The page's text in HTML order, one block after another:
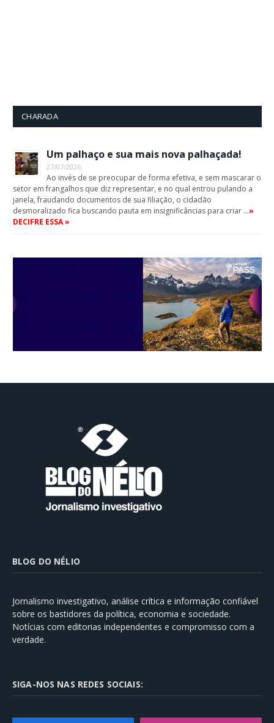
CHARADA
Um palhaço e sua mais nova palhaçada!
27/07/2026
Ao invés de se preocupar de forma efetiva, e sem mascarar o
setor em frangalhos que diz representar, e no qual entrou pulando a
janela, fraudando documentos de sua filiação, o cidadão
desmoralizado fica buscando pauta em insignificâncias para criar …»
DECIFRE ESSA »
BLOG DO NÉLIO
Jornalismo investigativo, análise crítica e informação confiável
sobre os bastidores da política, economia e sociedade.
Notícias com editorias independentes e compromisso com a
verdade.
SIGA-NOS NAS REDES SOCIAIS: